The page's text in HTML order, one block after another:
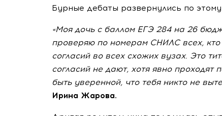
Бурные дебаты развернулись по
«Моя дочь с баллом ЕГЭ 284 на 26
проверяю по номерам СНИЛС всех,
согласий во всех схожих вузах. Это
согласий не дают, хотя явно
быть уверенной, что тебя никто не
Ирина Жарова.